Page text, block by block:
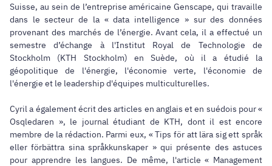
Suisse, au sein de l’entreprise américaine Genscape, qui travaille
dans le secteur de la « data intelligence » sur des données
provenant des marchés de l’énergie. Avant cela, il a effectué un
semestre d’échange à l'Institut Royal de Technologie de
Stockholm (KTH Stockholm) en Suède, où il a étudié la
géopolitique de l'énergie, l'économie verte, l'économie de
l'énergie et le leadership d'équipes multiculturelles.
Cyril a également écrit des articles en anglais et en suédois pour «
Osqledaren », le journal étudiant de KTH, dont il est encore
membre de la rédaction. Parmi eux, « Tips för att lära sig ett språk
eller förbättra sina språkkunskaper » qui présente des astuces
pour apprendre les langues. De même, l'article « Management